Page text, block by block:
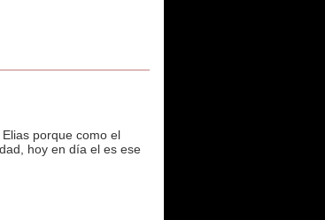
porque como el
hoy en día el es ese